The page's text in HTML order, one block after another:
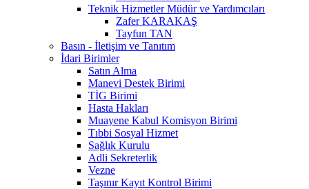
Teknik Hizmetler Müdür ve Yardımcıları
Zafer KARAKAŞ
Tayfun TAN
Basın - İletişim ve Tanıtım
İdari Birimler
Satın Alma
Manevi Destek Birimi
TİG Birimi
Hasta Hakları
Muayene Kabul Komisyon Birimi
Tıbbi Sosyal Hizmet
Sağlık Kurulu
Adli Sekreterlik
Vezne
Taşınır Kayıt Kontrol Birimi